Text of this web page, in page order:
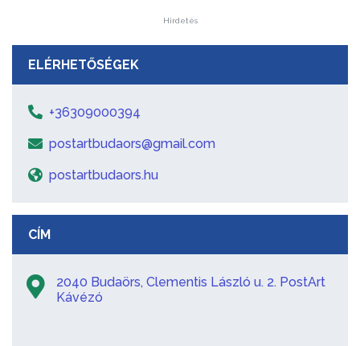
Hirdetés
ELÉRHETŐSÉGEK
+36309000394
postartbudaors@gmail.com
postartbudaors.hu
CÍM
2040 Budaörs, Clementis László u. 2. PostArt
Kávézó